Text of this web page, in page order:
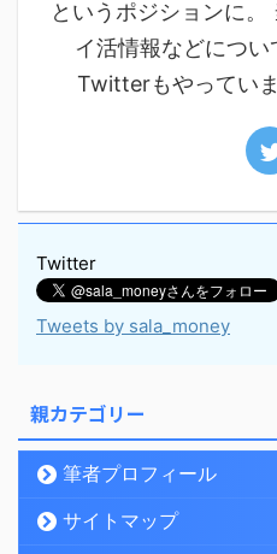
というポジションに
イ活情報などについ
Twitterもやってい
Twitter
Tweets by sala_money
親カテゴリー
筆者プロフィール
サイトマップ